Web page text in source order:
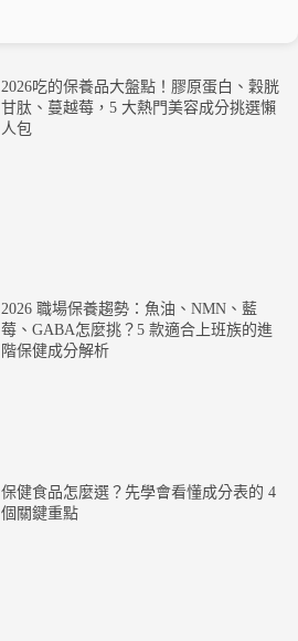
2026吃的保養品大盤點！膠原蛋白、穀胱
甘肽、蔓越莓，5 大熱門美容成分挑選懶
人包
2026 職場保養趨勢：魚油、NMN、藍
莓、GABA怎麼挑？5 款適合上班族的進
階保健成分解析
保健食品怎麼選？先學會看懂成分表的 4
個關鍵重點